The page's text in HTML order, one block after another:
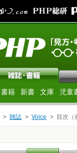
書籍 新書 文庫 児童
雑誌 Voice 目次（